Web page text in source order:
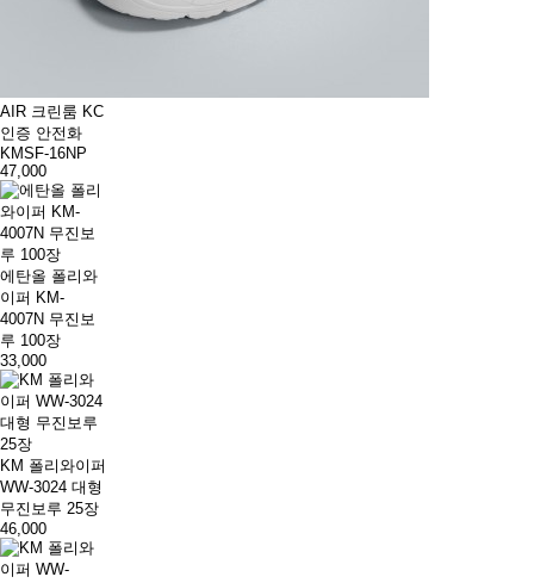
AIR 크린룸 KC
인증 안전화
KMSF-16NP
47,000
에탄올 폴리와
이퍼 KM-
4007N 무진보
루 100장
33,000
KM 폴리와이퍼
WW-3024 대형
무진보루 25장
46,000